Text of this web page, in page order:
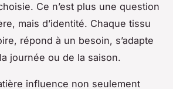
Ce n’est plus une question
mais d’identité. Chaque tissu
répond à un besoin, s’adapte
journée ou de la saison.
influence non seulement